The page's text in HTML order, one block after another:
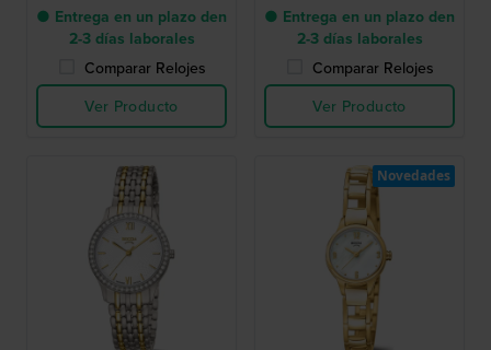
● Entrega en un plazo den
2-3 días laborales
Comparar Relojes
Ver Producto
● Entrega en un plazo den
2-3 días laborales
Comparar Relojes
Ver Producto
Novedades